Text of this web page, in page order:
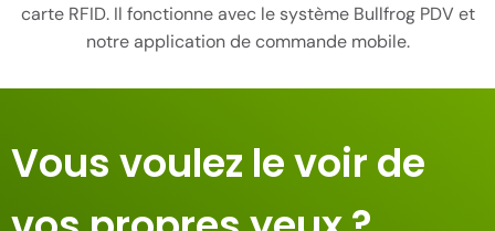
carte RFID. Il fonctionne avec le système Bullfrog PDV et
notre application de commande mobile.
Vous voulez le voir de